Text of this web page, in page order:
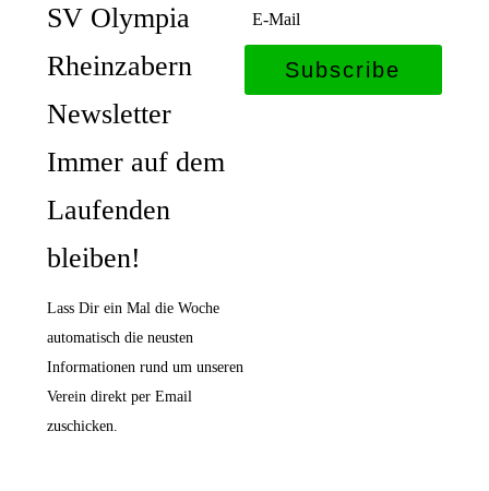
SV Olympia
Rheinzabern
Newsletter
Immer auf dem
Laufenden
bleiben!
Lass Dir ein Mal die Woche
automatisch die neusten
Informationen rund um unseren
Verein direkt per Email
zuschicken.
Subscribe